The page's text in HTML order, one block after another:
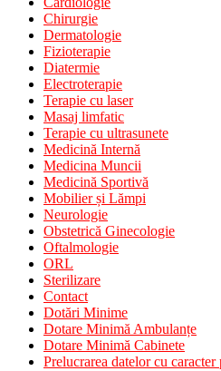
Chirurgie
Dermatologie
Fizioterapie
Diatermie
Electroterapie
Terapie cu laser
Masaj limfatic
Terapie cu ultrasunete
Medicină Internă
Medicina Muncii
Medicină Sportivă
Mobilier și Lămpi
Neurologie
Obstetrică Ginecologie
Oftalmologie
ORL
Sterilizare
Contact
Dotări Minime
Dotare Minimă Ambulanțe
Dotare Minimă Cabinete
Prelucrarea datelor cu